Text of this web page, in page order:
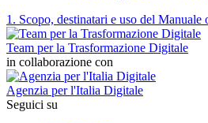
1. Scopo, destinatari e uso del Manuale
Team per la Trasformazione Digitale
in collaborazione con
Agenzia per l'Italia Digitale
Seguici su